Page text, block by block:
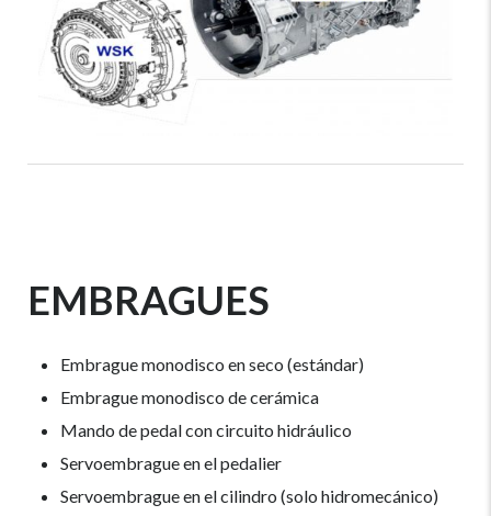
EMBRAGUES
Embrague monodisco en seco (estándar)
Embrague monodisco de cerámica
Mando de pedal con circuito hidráulico
Servoembrague en el pedalier
Servoembrague en el cilindro (solo hidromecánico)